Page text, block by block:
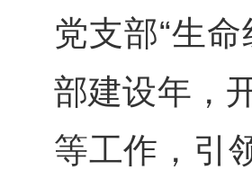
党支部“生
部建设年，
等工作，引